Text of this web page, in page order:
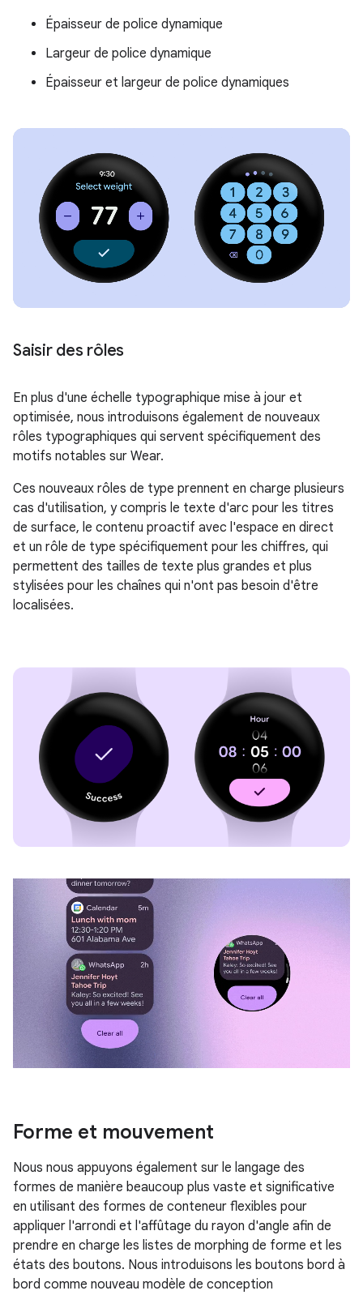
Épaisseur de police dynamique
Largeur de police dynamique
Épaisseur et largeur de police dynamiques
Saisir des rôles
En plus d'une échelle typographique mise à jour et
optimisée, nous introduisons également de nouveaux
rôles typographiques qui servent spécifiquement des
motifs notables sur Wear.
Ces nouveaux rôles de type prennent en charge plusieurs
cas d'utilisation, y compris le texte d'arc pour les titres
de surface, le contenu proactif avec l'espace en direct
et un rôle de type spécifiquement pour les chiffres, qui
permettent des tailles de texte plus grandes et plus
stylisées pour les chaînes qui n'ont pas besoin d'être
localisées.
Forme et mouvement
Nous nous appuyons également sur le langage des
formes de manière beaucoup plus vaste et significative
en utilisant des formes de conteneur flexibles pour
appliquer l'arrondi et l'affûtage du rayon d'angle afin de
prendre en charge les listes de morphing de forme et les
états des boutons. Nous introduisons les boutons bord à
bord comme nouveau modèle de conception